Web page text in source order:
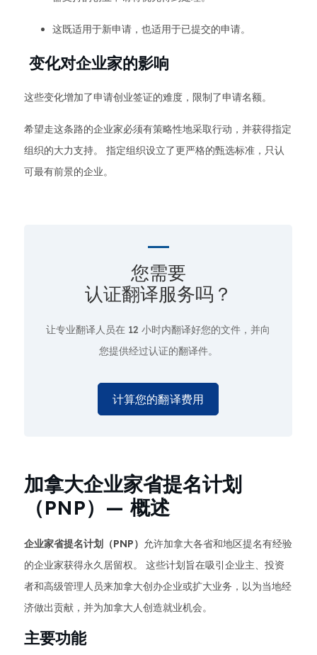
这既适用于新申请，也适用于已提交的申请。
变化对企业家的影响
这些变化增加了申请创业签证的难度，限制了申请名额。
希望走这条路的企业家必须有策略性地采取行动，并获得指定
组织的大力支持。 指定组织设立了更严格的甄选标准，只认
可最有前景的企业。
您需要
认证翻译服务吗？
让专业翻译人员在 12 小时内翻译好您的文件，并向
您提供经过认证的翻译件。
计算您的翻译费用
加拿大企业家省提名计划
（PNP）— 概述
企业家省提名计划（PNP） 允许加拿大各省和地区提名有经验
的企业家获得永久居留权。 这些计划旨在吸引企业主、投资
者和高级管理人员来加拿大创办企业或扩大业务，以为当地经
济做出贡献，并为加拿大人创造就业机会。
主要功能